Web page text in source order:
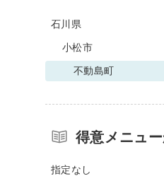
石川県
小松市
不動島町
得意メニュ
指定なし